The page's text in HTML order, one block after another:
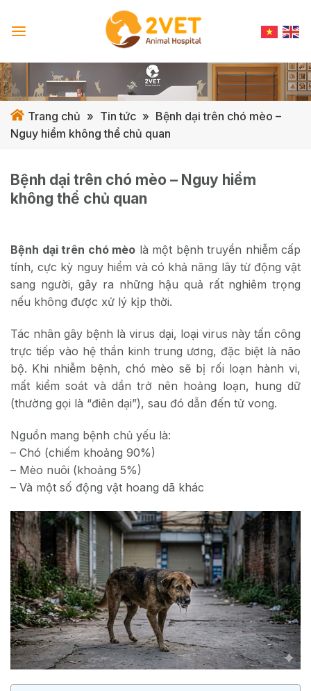
Trang chủ » Tin tức » Bệnh dại trên chó mèo –
Nguy hiểm không thể chủ quan
Bệnh dại trên chó mèo – Nguy hiểm
không thể chủ quan
Bệnh dại trên chó mèo là một bệnh truyền nhiễm cấp
tính, cực kỳ nguy hiểm và có khả năng lây từ động vật
sang người, gây ra những hậu quả rất nghiêm trọng
nếu không được xử lý kịp thời.
Tác nhân gây bệnh là virus dại, loại virus này tấn công
trực tiếp vào hệ thần kinh trung ương, đặc biệt là não
bộ. Khi nhiễm bệnh, chó mèo sẽ bị rối loạn hành vi,
mất kiểm soát và dần trở nên hoảng loạn, hung dữ
(thường gọi là “điên dại”), sau đó dẫn đến tử vong.
Nguồn mang bệnh chủ yếu là:
– Chó (chiếm khoảng 90%)
– Mèo nuôi (khoảng 5%)
– Và một số động vật hoang dã khác